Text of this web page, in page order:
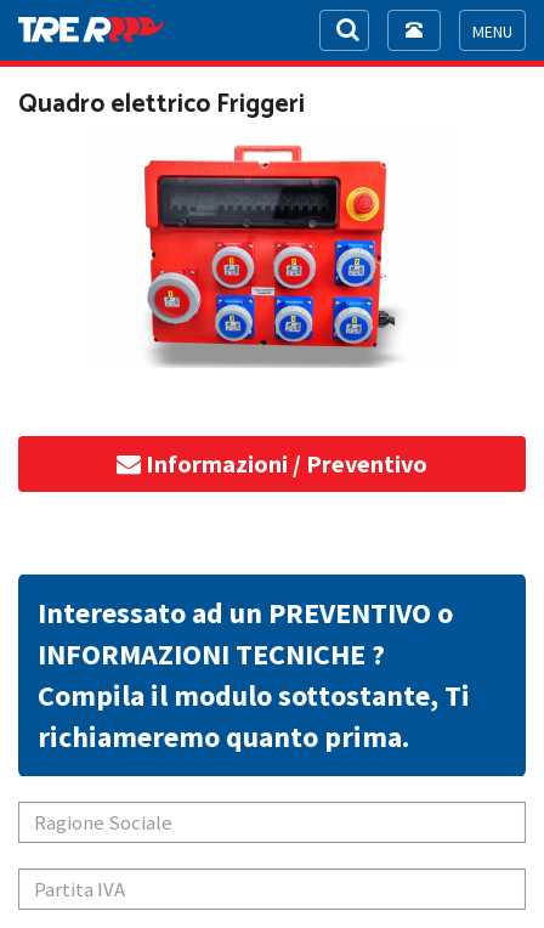
Toggle
Toggle
navigation
Quadro elettrico Friggeri
Informazioni / Preventivo
Interessato ad un PREVENTIVO o
INFORMAZIONI TECNICHE ?
Compila il modulo sottostante, Ti
richiameremo quanto prima.